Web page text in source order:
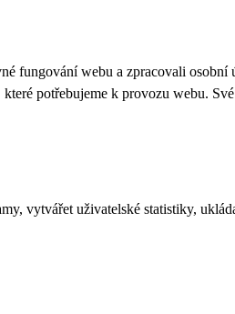
fungování webu a zpracovali
potřebujeme k provozu webu.
vytvářet uživatelské statistiky,